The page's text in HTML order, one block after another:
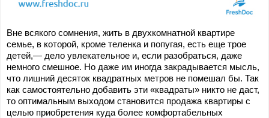
Вне всякого сомнения, жить в двухкомнатной квартире
семье, в которой, кроме теленка и попугая, есть еще трое
детей,— дело увлекательное и, если разобраться, даже
немного смешное. Но даже им иногда закрадывается мысль,
что лишний десяток квадратных метров не помешал бы. Так
как самостоятельно добавить эти «квадраты» никто не даст,
то оптимальным выходом становится продажа квартиры с
целью приобретения куда более комфортабельных